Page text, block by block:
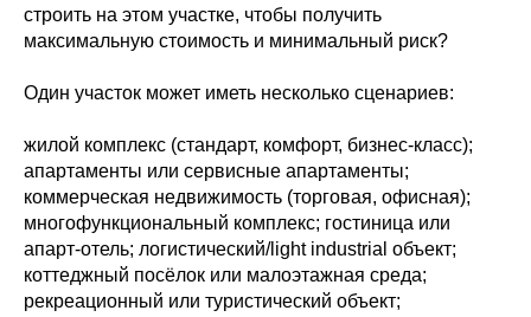
строить на этом участке, чтобы получить
максимальную стоимость и минимальный риск?
Один участок может иметь несколько сценариев:
жилой комплекс (стандарт, комфорт, бизнес-класс);
апартаменты или сервисные апартаменты;
коммерческая недвижимость (торговая, офисная);
многофункциональный комплекс; гостиница или
апарт-отель; логистический/light industrial объект;
коттеджный посёлок или малоэтажная среда;
рекреационный или туристический объект;